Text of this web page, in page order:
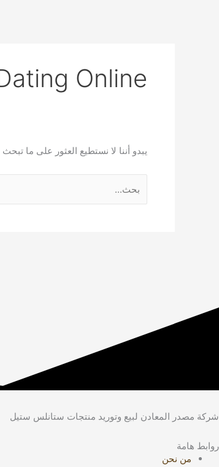
Online
يبدو أننا لا نستطيع العثور على ما
شركة مصدر المعادن لبيع وتوريد منتجات ستانلس ستيل
روابط هامة
من نحن